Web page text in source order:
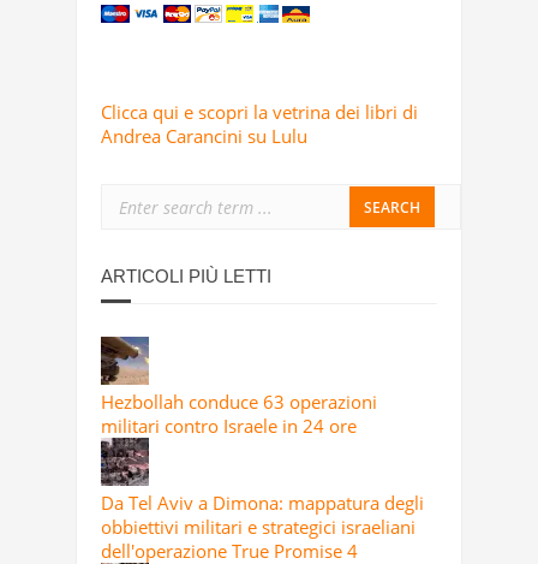
Clicca qui e scopri la vetrina dei libri di
Andrea Carancini su Lulu
ARTICOLI PIÙ LETTI
Hezbollah conduce 63 operazioni
militari contro Israele in 24 ore
Da Tel Aviv a Dimona: mappatura degli
obbiettivi militari e strategici israeliani
dell'operazione True Promise 4